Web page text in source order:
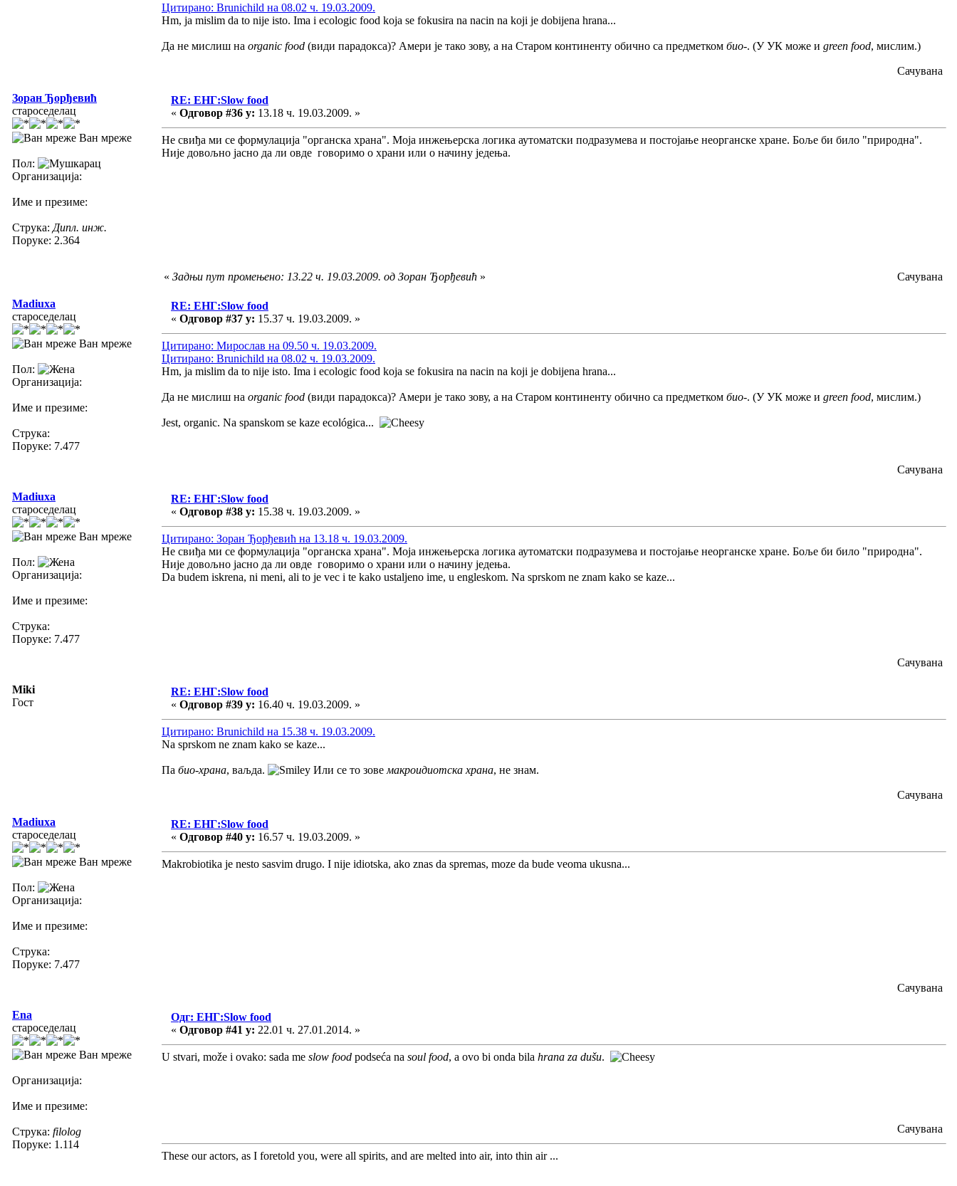
Цитирано: Brunichild на 08.02 ч. 19.03.2009.
Hm, ja mislim da to nije isto. Ima i ecologic food koja se fokusira na nacin na koji je dobijena hrana...
Да не мислиш на organic food (види парадокса)? Амери је тако зову, а на Старом континенту обично са предметком био-. (У УК може и green food, мислим.)
Сачувана
Зоран Ђорђевић
староседелац
Ван мреже
Пол:
Организација:
Име и презиме:
Струка: Дипл. инж.
Поруке: 2.364
RE: ЕНГ:Slow food
« Одговор #36 у: 13.18 ч. 19.03.2009. »
Не свиђа ми се формулација "органска храна". Моја инжењерска логика аутоматски подразумева и постојање неорганске хране. Боље би било "природна".
Није довољно јасно да ли овде говоримо о храни или о начину једења.
« Задњи пут промењено: 13.22 ч. 19.03.2009. од Зоран Ђорђевић » Сачувана
Madiuxa
староседелац
Ван мреже
Пол:
Организација:
Име и презиме:
Струка:
Поруке: 7.477
RE: ЕНГ:Slow food
« Одговор #37 у: 15.37 ч. 19.03.2009. »
Цитирано: Мирослав на 09.50 ч. 19.03.2009.
Цитирано: Brunichild на 08.02 ч. 19.03.2009.
Hm, ja mislim da to nije isto. Ima i ecologic food koja se fokusira na nacin na koji je dobijena hrana...
Да не мислиш на organic food (види парадокса)? Амери је тако зову, а на Старом континенту обично са предметком био-. (У УК може и green food, мислим.)
Jest, organic. Na spanskom se kaze ecológica...
Сачувана
Madiuxa
староседелац
Ван мреже
Пол:
Организација:
Име и презиме:
Струка:
Поруке: 7.477
RE: ЕНГ:Slow food
« Одговор #38 у: 15.38 ч. 19.03.2009. »
Цитирано: Зоран Ђорђевић на 13.18 ч. 19.03.2009.
Не свиђа ми се формулација "органска храна". Моја инжењерска логика аутоматски подразумева и постојање неорганске хране. Боље би било "природна".
Није довољно јасно да ли овде говоримо о храни или о начину једења.
Da budem iskrena, ni meni, ali to je vec i te kako ustaljeno ime, u engleskom. Na sprskom ne znam kako se kaze...
Сачувана
Miki
Гост
RE: ЕНГ:Slow food
« Одговор #39 у: 16.40 ч. 19.03.2009. »
Цитирано: Brunichild на 15.38 ч. 19.03.2009.
Na sprskom ne znam kako se kaze...
Па био-храна, ваљда. Или се то зове макроидиотска храна, не знам.
Сачувана
Madiuxa
староседелац
Ван мреже
Пол:
Организација:
Име и презиме:
Струка:
Поруке: 7.477
RE: ЕНГ:Slow food
« Одговор #40 у: 16.57 ч. 19.03.2009. »
Makrobiotika je nesto sasvim drugo. I nije idiotska, ako znas da spremas, moze da bude veoma ukusna...
Сачувана
Ena
староседелац
Ван мреже
Организација:
Име и презиме:
Струка: filolog
Поруке: 1.114
Одг: ЕНГ:Slow food
« Одговор #41 у: 22.01 ч. 27.01.2014. »
U stvari, može i ovako: sada me slow food podseća na soul food, a ovo bi onda bila hrana za dušu.
Сачувана
These our actors, as I foretold you, were all spirits, and are melted into air, into thin air ...